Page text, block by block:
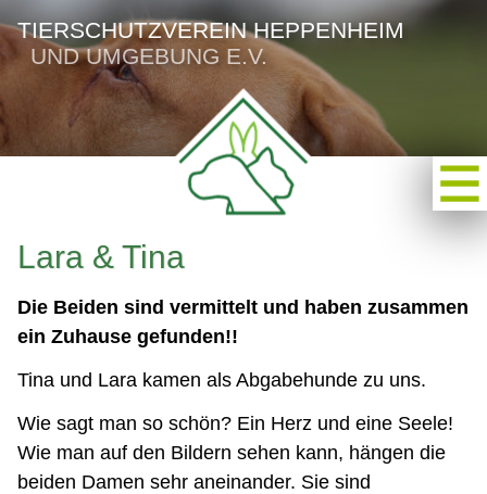
TIERSCHUTZVEREIN HEPPENHEIM
UND UMGEBUNG E.V.
Lara & Tina
Die Beiden sind vermittelt und haben zusammen
ein Zuhause gefunden!!
Tina und Lara kamen als Abgabehunde zu uns.
Wie sagt man so schön? Ein Herz und eine Seele!
Wie man auf den Bildern sehen kann, hängen die
beiden Damen sehr aneinander. Sie sind